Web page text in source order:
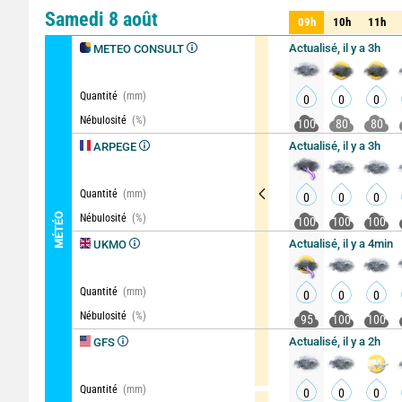
Comparateur détaillé
Samedi 8 août
MÉTÉO
METEO CONSULT
Quantité (mm)
Nébulosité (%)
ARPEGE
Quantité (mm)
Nébulosité (%)
UKMO
Quantité (mm)
Nébulosité (%)
GFS
Quantité (mm)
09h 10h 11h
09h 10h 11h
Actualisé, il y a 3h
0 0 0
100
80 80
Actualisé, il y a 3h
0 0 0
100
100 100
Actualisé, il y a 4min
0 0 0
95
100 100
Actualisé, il y a 2h
0 0 0